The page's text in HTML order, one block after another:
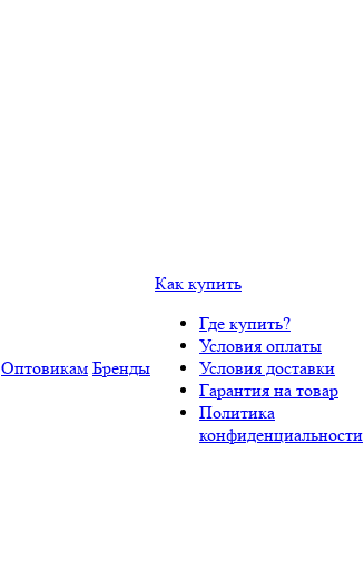
Оптовикам Бренды
Как купить
Где купить?
Условия оплаты
Условия доставки
Гарантия на товар
Политика
конфиденциальности